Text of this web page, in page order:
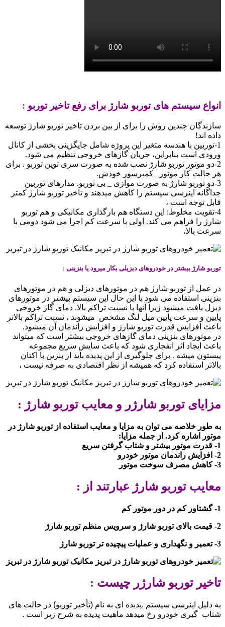
انواع سیستم های توربو شارژ برای رفع تاخیر توربو :
سازندگان چندین روش را برای از بین بردن تاخیر توربو شارژ توسعه
داده اند!
1-توربین با هندسه متغیر این پروژه شامل جایگزینی بخشی از کانال
ورودی است بنابراین، جریان گازهای خروجی تنظیم می شود.
2-دو موتور توربو شارژ نصب شده به صورت سری توین توربو . برای
هر حالت کار موتور _کمپرسور خودش.
3-دو توربو شارژ به صورت موازی _ بی توربو. مدارهای توربین
جداگانه اینرسی سیستم را کاهش میدهند و تاخیر توربو شارژ کمتر
قابل توجه است ،
4-تقویت مخلوط: این دستگاه هم بارگذاری مکانیکی و هم توربو
شارژ را فراهم می کند. اولی با سرعت کم اجرا می شود دومی با
سرعت بالا،
توربو شارژ بیشتر در خودروهای دیزیلی بکار میرود یا بنزینی :
در عمل از توربو شارژ هم در موتورهای دیزلی و هم در موتورهای
بنزینی استفاده می شود با این حال این سیستم بیشتر در موتورهای
دیزل یافت میشود زیرا آنها با نسبت تراکم بالا. دمای گاز خروجی
پایین و سرعت پایین میل لنگ مشخص میشوند ، نسبت تراکم بالاتر
باعث افزایش قدرت توربو شارژ و افزایش راندمان آن میشود.
در موتورهای بنزینی دمای گازهای خروجی بیشتر است که میتواند
باعث ایجاد اثر انفجاری شود که باعث سایش سریع مجموعه
پیستون میشه . برای جلوگیری از این پدیده باید از بنزین با اکتان
بالاتر استفاده کرد که همیشه از نظر اقتصادی به صرفه نیست ،
مزایای توربو شارژر و معایب توربو شارژ :
به طور خلاصه می توان به مزایا و معایب استفاده از توربو شارژ در
موتور اشاره کرد. از جمله مزایا:
1- قدرت موتور بیشتر و شتاب گرفتن سریع
2- افزایش راندمان موتور خودرو
3- کاهش مصرف سوخت موتور
معایب توربو شارژ عبارتند از :
1- گشتاور کم در دور موتور کم
2- قیمت بالای توربو شارژ و سرویس منظم توربو شارژ
3- تعمیر و نگهداری و عملیات پیچیده تر توربو شارژ
تاخیر توربو شارژر چیست :
به دلیل اینرسی سیستم .پدیده ای به نام (تأخیر توربو) در حالت های
شتاب گیری خودرو رخ میدهد ماهیت پدیده به شرح زیر است .